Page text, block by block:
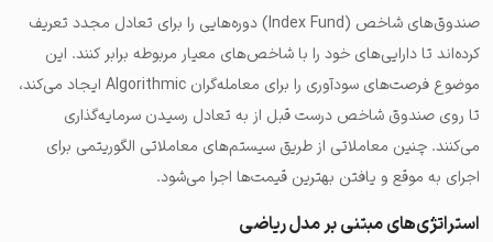
صندوق‌های شاخص (Index Fund) دوره‌هایی را برای تعادل مجدد تعریف
کرده‌اند تا دارایی‌های خود را با شاخص‌های معیار مربوطه برابر کنند. این
موضوع فرصت‌های سودآوری را برای معامله‌گران Algorithmic ایجاد می‌کند،
تا روی صندوق شاخص درست قبل از به تعادل رسیدن سرمایه‌گذاری
می‌کنند. چنین معاملاتی از طریق سیستم‌های معاملاتی الگوریتمی برای
اجرای به موقع و یافتن بهترین قیمت‌ها اجرا می‌شود.
استراتژی‌های مبتنی بر مدل ریاضی